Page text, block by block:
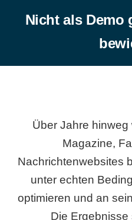
Nicht als Demo
Über Jahre
Magazine,
Nachrichtenwebsites
unter echten
optimieren und an
Die